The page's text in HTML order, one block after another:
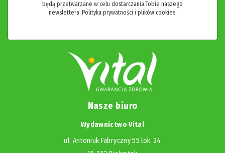
będą przetwarzane w celu dostarczania Tobie naszego
newslettera. Polityka prywatności i plików cookies.
Nasze biuro
Wydawnictwo Vital
ul. Antoniuk Fabryczny 55 lok. 24